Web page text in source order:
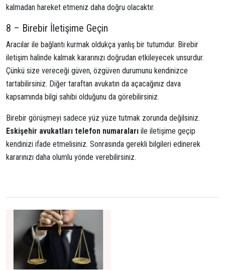
kalmadan hareket etmeniz daha doğru olacaktır.
8 – Birebir İletişime Geçin
Aracılar ile bağlantı kurmak oldukça yanlış bir tutumdur. Birebir
iletişim halinde kalmak kararınızı doğrudan etkileyecek unsurdur.
Çünkü size vereceği güven, özgüven durumunu kendinizce
tartabilirsiniz. Diğer taraftan avukatın da açacağınız dava
kapsamında bilgi sahibi olduğunu da görebilirsiniz.
Birebir görüşmeyi sadece yüz yüze tutmak zorunda değilsiniz.
Eskişehir avukatları telefon numaraları ile iletişime geçip
kendinizi ifade etmelisiniz. Sonrasında gerekli bilgileri edinerek
kararınızı daha olumlu yönde verebilirsiniz.